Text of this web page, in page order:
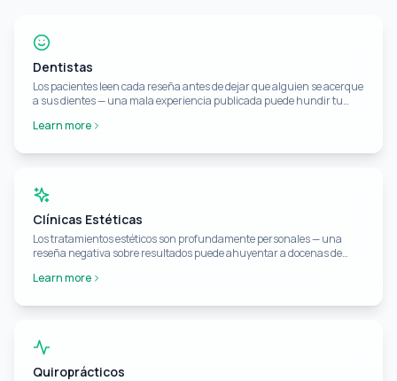
Dentistas
Los pacientes leen cada reseña antes de dejar que alguien se acerque
a sus dientes — una mala experiencia publicada puede hundir tu
Learn more
Clínicas Estéticas
Los tratamientos estéticos son profundamente personales — una
reseña negativa sobre resultados puede ahuyentar a docenas de
Learn more
Quiroprácticos